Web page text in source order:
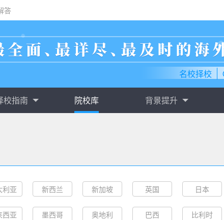
答
名校择校
校指南 院校库 背景提升
利亚 新西兰 新加坡 英国 日本
西亚 墨西哥 奥地利 巴西 比利时